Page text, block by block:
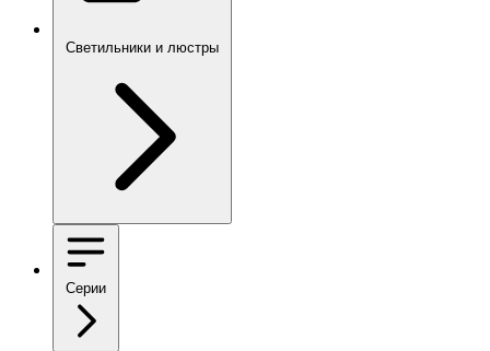
Светильники и люстры
Серии